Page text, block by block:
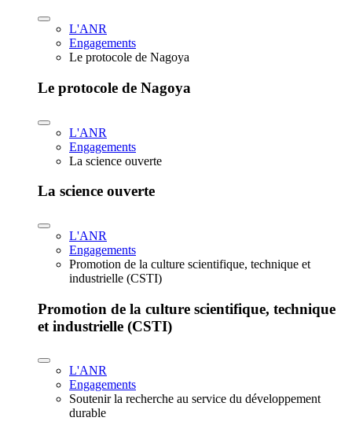
L'ANR
Engagements
Le protocole de Nagoya
Le protocole de Nagoya
L'ANR
Engagements
La science ouverte
La science ouverte
L'ANR
Engagements
Promotion de la culture scientifique, technique et
industrielle (CSTI)
Promotion de la culture scientifique, technique
et industrielle (CSTI)
L'ANR
Engagements
Soutenir la recherche au service du développement
durable